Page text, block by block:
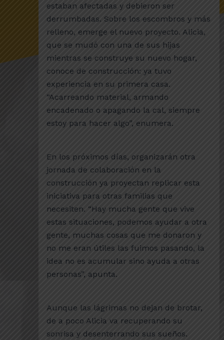
estaban afectadas y debieron ser
derrumbadas. Sobre los escombros y más
relleno, emerge el nuevo proyecto. Alicia,
que se mudó con una de sus hijas
mientras se construye su nuevo hogar,
conoce de construcción: ya tuvo
experiencia en su primera casa.
“Acarreando material, armando
encadenado o apagando la cal, siempre
estoy para hacer algo”, enumera.
En los próximos días, organizarán otra
jornada de colaboración en la
construcción ya proyectan replicar esta
iniciativa para otras familias que
necesiten. “Hay mucha gente que vive
estas situaciones, podemos ayudar a otra
gente, muchas cosas que me donaron y
no me eran útiles las fuimos pasando, la
idea no es acumular sino ayuda a otras
personas”, apunta.
Aunque las lágrimas no dejan de brotar,
de a poco Alicia va recuperando su
sonrisa y desenterrando sus sueños.